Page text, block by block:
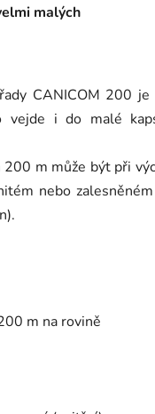
malých
CANICOM 200
vejde i do malé
m může být při
nebo
m na rovině